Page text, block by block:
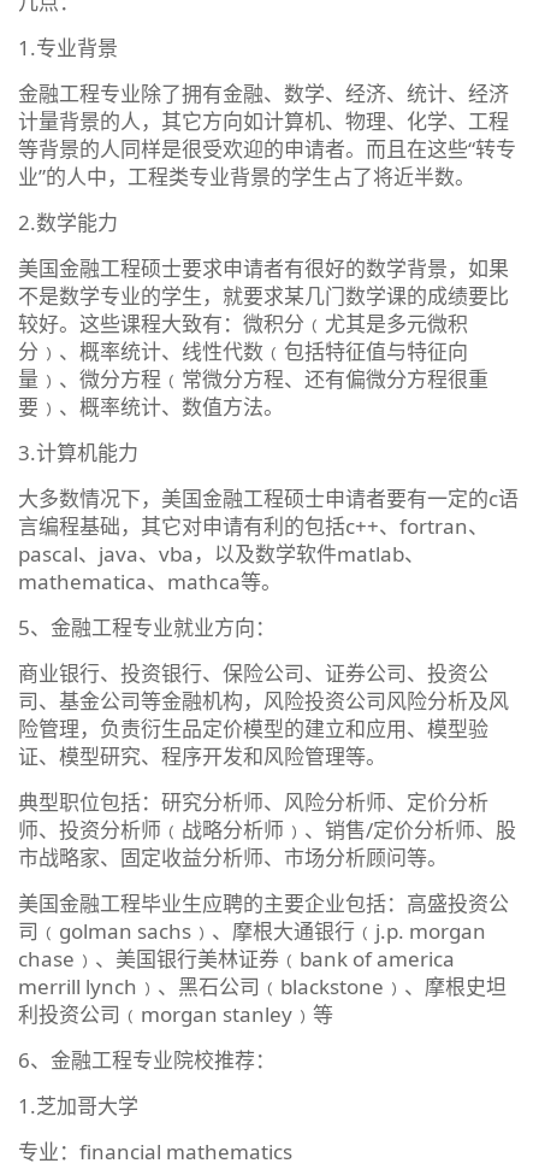
1.专业背景
金融工程专业除了拥有金融、数学、经济、统计、经济
计量背景的人，其它方向如计算机、物理、化学、工程
等背景的人同样是很受欢迎的申请者。而且在这些“转专
业”的人中，工程类专业背景的学生占了将近半数。
2.数学能力
美国金融工程硕士要求申请者有很好的数学背景，如果
不是数学专业的学生，就要求某几门数学课的成绩要比
较好。这些课程大致有：微积分﹙尤其是多元微积
分﹚、概率统计、线性代数﹙包括特征值与特征向
量﹚、微分方程﹙常微分方程、还有偏微分方程很重
要﹚、概率统计、数值方法。
3.计算机能力
大多数情况下，美国金融工程硕士申请者要有一定的c语
言编程基础，其它对申请有利的包括c++、fortran、
pascal、java、vba，以及数学软件matlab、
mathematica、mathca等。
5、金融工程专业就业方向：
商业银行、投资银行、保险公司、证券公司、投资公
司、基金公司等金融机构，风险投资公司风险分析及风
险管理，负责衍生品定价模型的建立和应用、模型验
证、模型研究、程序开发和风险管理等。
典型职位包括：研究分析师、风险分析师、定价分析
师、投资分析师﹙战略分析师﹚、销售/定价分析师、股
市战略家、固定收益分析师、市场分析顾问等。
美国金融工程毕业生应聘的主要企业包括：高盛投资公
司﹙golman sachs﹚、摩根大通银行﹙j.p. morgan
chase﹚、美国银行美林证券﹙bank of america
merrill lynch﹚、黑石公司﹙blackstone﹚、摩根史坦
利投资公司﹙morgan stanley﹚等
6、金融工程专业院校推荐：
1.芝加哥大学
专业：financial mathematics